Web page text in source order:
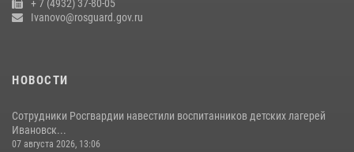
+ 7 (4932) 37-80-05
Ivanovo@rosguard.gov.ru
НОВОСТИ
Сотрудники Росгвардии навестили воспитанников детских лагерей
Ивановск...
07 августа 2026, 13:06